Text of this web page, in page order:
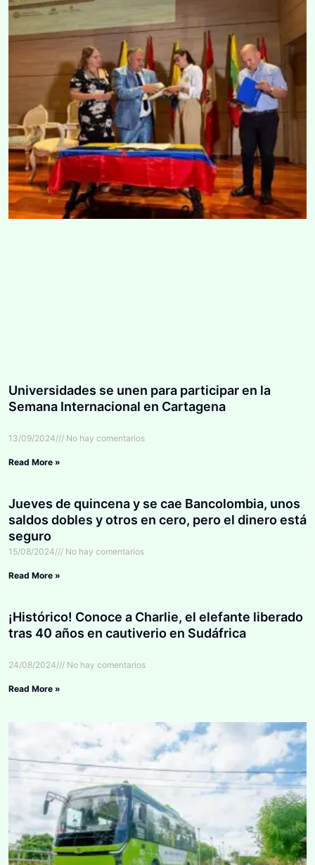
Universidades se unen para participar en la
Semana Internacional en Cartagena
13/09/2024 No hay comentarios
Read More »
Jueves de quincena y se cae Bancolombia, unos
saldos dobles y otros en cero, pero el dinero está
seguro
15/08/2024 No hay comentarios
Read More »
¡Histórico! Conoce a Charlie, el elefante liberado
tras 40 años en cautiverio en Sudáfrica
24/08/2024 No hay comentarios
Read More »